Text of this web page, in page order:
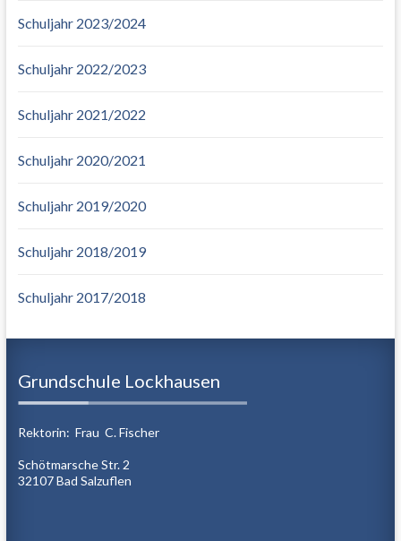
Schuljahr 2023/2024
Schuljahr 2022/2023
Schuljahr 2021/2022
Schuljahr 2020/2021
Schuljahr 2019/2020
Schuljahr 2018/2019
Schuljahr 2017/2018
Grundschule Lockhausen
Rektorin: Frau C. Fischer
Schötmarsche Str. 2
32107 Bad Salzuflen